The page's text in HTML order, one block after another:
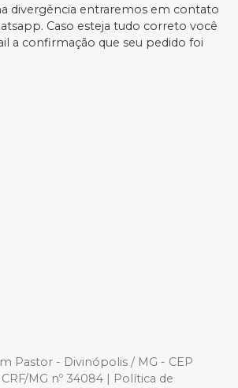
divergência entraremos em contato
Caso esteja tudo correto você
a confirmação que seu pedido foi
Pastor - Divinópolis / MG - CEP
MG nº 34084 | Política de